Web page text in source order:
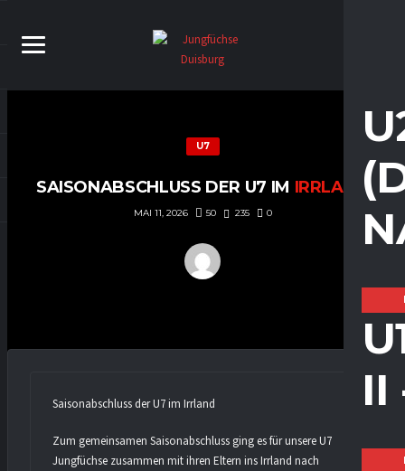
II
U7
SAISONABSCHLUSS DER U7 IM IRRLAND
MAI 11, 2026 50 235 0
Saisonabschluss der U7 im Irrland
Zum gemeinsamen Saisonabschluss ging es für unsere U7
Jungfüchse zusammen mit ihren Eltern ins Irrland nach